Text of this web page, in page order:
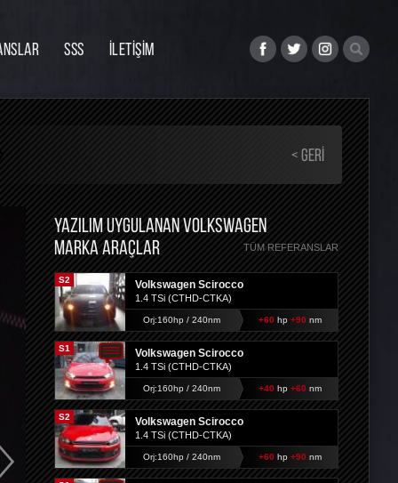
SSS İLETİŞİM
< GERI
YAZILIM UYGULANAN VOLKSWAGEN
MARKA ARAÇLAR
TÜM REFERANSLAR
S2 Volkswagen Scirocco
1.4 TSi (CTHD-CTKA)
Orj:160hp / 240nm +60 hp +90 nm
S1 Volkswagen Scirocco
1.4 TSi (CTHD-CTKA)
Orj:160hp / 240nm +40 hp +60 nm
S2 Volkswagen Scirocco
1.4 TSi (CTHD-CTKA)
Orj:160hp / 240nm +60 hp +90 nm